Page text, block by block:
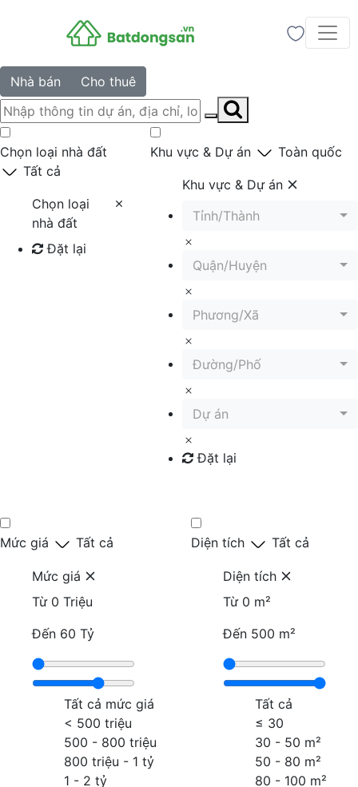
Nhà bán Cho thuê
Chọn loại nhà đất
Tất cả
Chọn loại
nhà đất
Đặt lại
Khu vực & Dự án Toàn quốc
Khu vực & Dự án
Tỉnh/Thành
Quận/Huyện
Phương/Xã
Đường/Phố
Dự án
Đặt lại
Mức giá Tất cả
Mức giá
Từ 0 Triệu
Đến 60 Tỷ
Tất cả mức giá
< 500 triệu
500 - 800 triệu
800 triệu - 1 tỷ
1 - 2 tỷ
Diện tích Tất cả
Diện tích
Từ 0 m²
Đến 500 m²
Tất cả
≤ 30
30 - 50 m²
50 - 80 m²
80 - 100 m²